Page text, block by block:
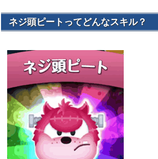
ネジ頭ピートってどんなスキル？